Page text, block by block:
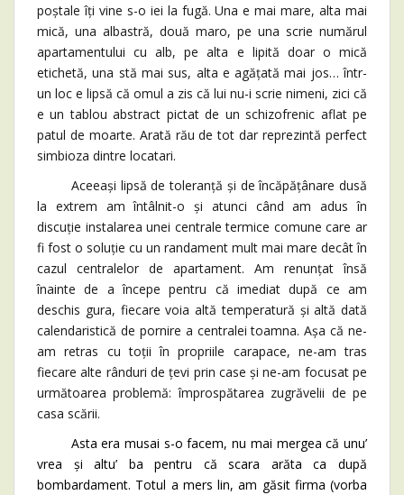
poștale îți vine s-o iei la fugă. Una e mai mare, alta mai
mică, una albastră, două maro, pe una scrie numărul
apartamentului cu alb, pe alta e lipită doar o mică
etichetă, una stă mai sus, alta e agățată mai jos… într-
un loc e lipsă că omul a zis că lui nu-i scrie nimeni, zici că
e un tablou abstract pictat de un schizofrenic aflat pe
patul de moarte. Arată rău de tot dar reprezintă perfect
simbioza dintre locatari.
Aceeași lipsă de toleranță și de încăpățânare dusă
la extrem am întâlnit-o și atunci când am adus în
discuție instalarea unei centrale termice comune care ar
fi fost o soluție cu un randament mult mai mare decât în
cazul centralelor de apartament. Am renunțat însă
înainte de a începe pentru că imediat după ce am
deschis gura, fiecare voia altă temperatură și altă dată
calendaristică de pornire a centralei toamna. Așa că ne-
am retras cu toții în propriile carapace, ne-am tras
fiecare alte rânduri de țevi prin case și ne-am focusat pe
următoarea problemă: împrospătarea zugrăvelii de pe
casa scării.
Asta era musai s-o facem, nu mai mergea că unu’
vrea și altu’ ba pentru că scara arăta ca după
bombardament. Totul a mers lin, am găsit firma (vorba